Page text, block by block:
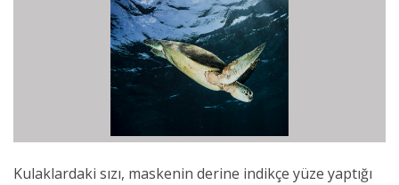
Kulaklardaki sızı, maskenin derine indikçe yüze yaptığı